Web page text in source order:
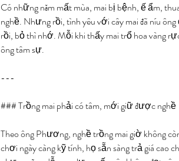
Có những năm mất mùa, mai bị bệnh, ế ẩm,
nghề. Nhưng rồi, tình yêu với cây mai đã níu ông
rồi, bỏ thì nhớ. Mỗi khi thấy mai trổ hoa vàng
ông tâm sự.
---
### Trồng mai phải có tâm, mới giữ được nghề
Theo ông Phương, nghề trồng mai giờ không
chơi ngày càng kỹ tính, họ sẵn sàng trả giá cao